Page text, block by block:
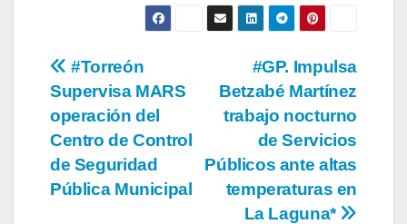
Navegación
de
entradas
#GP. Impulsa
Betzabé Martínez
trabajo nocturno
de Servicios
Públicos ante altas
temperaturas en
La Laguna*
#Torreón
Supervisa MARS
operación del
Centro de Control
de Seguridad
Pública Municipal